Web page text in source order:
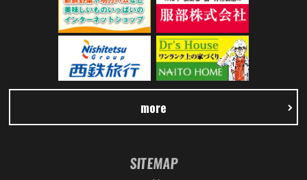
more
SITEMAP